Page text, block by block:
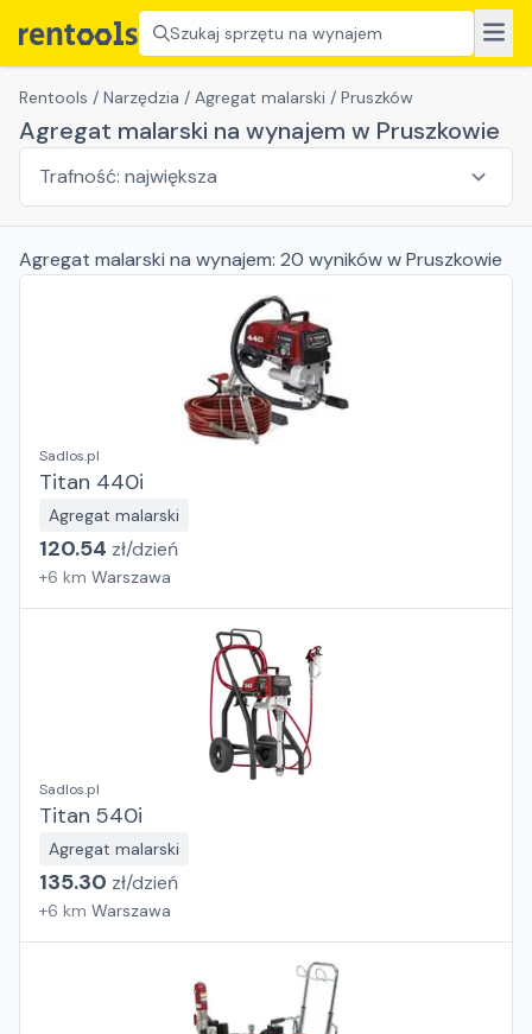
Szukaj sprzętu na wynajem
Rentools / Narzędzia / Agregat malarski / Pruszków
Agregat malarski na wynajem w Pruszkowie
Agregat malarski na wynajem: 20 wynikóww Pruszkowie
Sadlos.pl
Titan 440i
Agregat malarski
120.54 zł/dzień
+6 km Warszawa
Sadlos.pl
Titan 540i
Agregat malarski
135.30 zł/dzień
+6 km Warszawa